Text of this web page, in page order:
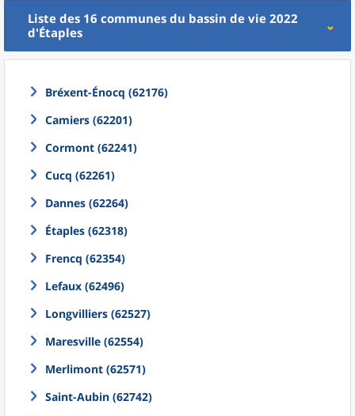
Liste des 16 communes du bassin de vie 2022
d'Étaples
Bréxent-Énocq (62176)
Camiers (62201)
Cormont (62241)
Cucq (62261)
Dannes (62264)
Étaples (62318)
Frencq (62354)
Lefaux (62496)
Longvilliers (62527)
Maresville (62554)
Merlimont (62571)
Saint-Aubin (62742)